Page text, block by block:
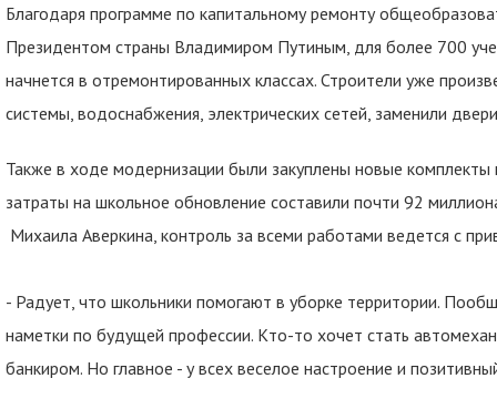
Благодаря программе по капитальному ремонту
Президентом страны Владимиром Путиным, для более 700
начнется в отремонтированных классах. Строители уже
системы, водоснабжения, электрических сетей, заменили
Также в ходе модернизации были закуплены новые
затраты на школьное обновление составили почти 92
Михаила Аверкина, контроль за всеми работами ведется с
- Радует, что школьники помогают в уборке территории.
наметки по будущей профессии. Кто-то хочет стать
банкиром. Но главное - у всех веселое настроение и